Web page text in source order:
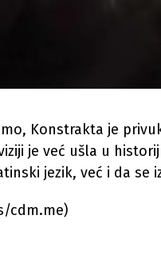
Konstrakta je
je već ušla u
jezik, već i da se
cdm.me)